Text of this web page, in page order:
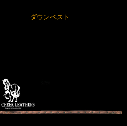
ダウンベスト